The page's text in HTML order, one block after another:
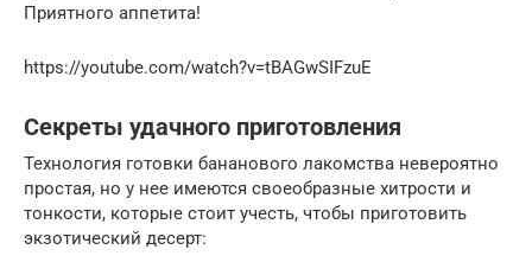
Приятного аппетита!
https://youtube.com/watch?v=tBAGwSIFzuE
Секреты удачного приготовления
Технология готовки бананового лакомства невероятно
простая, но у нее имеются своеобразные хитрости и
тонкости, которые стоит учесть, чтобы приготовить
экзотический десерт: